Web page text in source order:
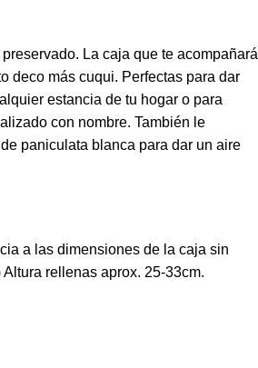
La caja que te acompañará
deco más cuqui. Perfectas para dar
estancia de tu hogar o para
con nombre. También le
paniculata blanca para dar un aire
a las dimensiones de la caja sin
rellenas aprox. 25-33cm.